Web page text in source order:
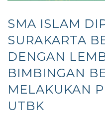
SMA ISLAM
SURAKARTA
DENGAN
BIMBINGAN
MELAKUKAN
UTBK